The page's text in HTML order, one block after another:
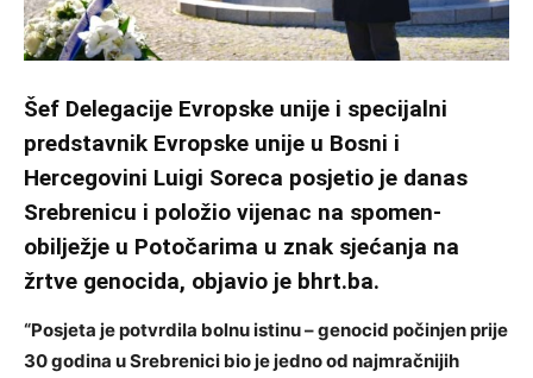
Šef Delegacije Evropske unije i specijalni
predstavnik Evropske unije u Bosni i
Hercegovini Luigi Soreca posjetio je danas
Srebrenicu i položio vijenac na spomen-
obilježje u Potočarima u znak sjećanja na
žrtve genocida, objavio je bhrt.ba.
“Posjeta je potvrdila bolnu istinu – genocid počinjen prije
30 godina u Srebrenici bio je jedno od najmračnijih